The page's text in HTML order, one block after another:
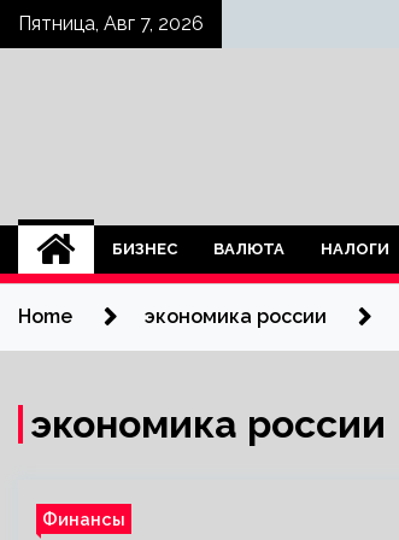
SkipПятница, Авг 7, 2026
БИЗНЕС ВАЛЮТА НАЛОГИ
Home экономика россии
экономика россии
Финансы